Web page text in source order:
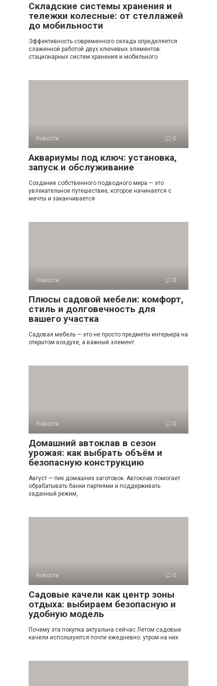
Складские системы хранения и
тележки колесные: от стеллажей
до мобильности
Эффективность современного склада определяется
слаженной работой двух ключевых элементов:
стационарных систем хранения и мобильного
Новости 0
Аквариумы под ключ: установка,
запуск и обслуживание
Создание собственного подводного мира — это
увлекательное путешествие, которое начинается с
мечты и заканчивается
Новости 0
Плюсы садовой мебели: комфорт,
стиль и долговечность для
вашего участка
Садовая мебель — это не просто предметы интерьера на
открытом воздухе, а важный элемент
Новости 0
Домашний автоклав в сезон
урожая: как выбрать объём и
безопасную конструкцию
Август — пик домашних заготовок. Автоклав помогает
обрабатывать банки партиями и поддерживать
заданный режим,
Новости 0
Садовые качели как центр зоны
отдыха: выбираем безопасную и
удобную модель
Почему эта покупка актуальна сейчас Летом садовые
качели используются почти ежедневно: утром на них